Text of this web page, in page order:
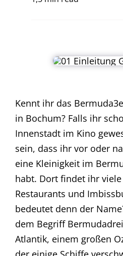
Kennt ihr das
in Bochum? Falls ihr
Innenstadt im Kino
sein, dass ihr vor oder
eine Kleinigkeit im
habt. Dort findet ihr
Restaurants und
bedeutet denn der
dem Begriff
Atlantik, einem großen